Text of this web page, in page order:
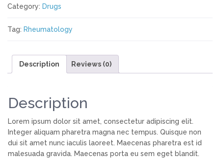
Category: Drugs
Tag: Rheumatology
Description Reviews (0)
Description
Lorem ipsum dolor sit amet, consectetur adipiscing elit.
Integer aliquam pharetra magna nec tempus. Quisque non
dui sit amet nunc iaculis laoreet. Maecenas pharetra est id
malesuada gravida. Maecenas porta eu sem eget blandit.